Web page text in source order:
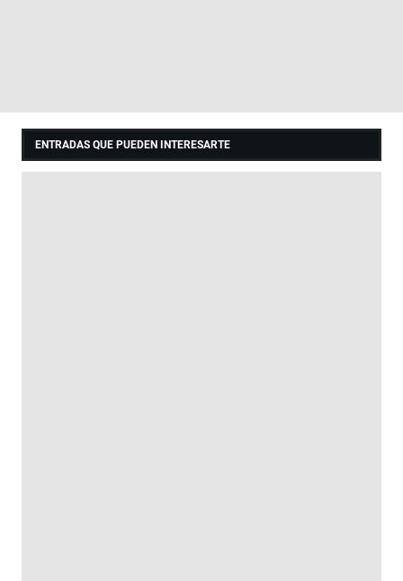
ENTRADAS QUE PUEDEN INTERESARTE